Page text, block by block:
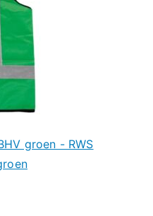
groen - RWS